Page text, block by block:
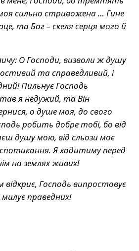
сильно стривожена … Гине
та Бог – скеля серця мого й
О Господи, визволи ж душу
та справедливий, і
Пильнує Господь
я недужий, та Він
о душе моя, до свого
робить добре тобі, бо від
душу мою, від сльози моє
Я ходитиму перед
на землях живих!
відкриє, Господь випростовує
милує праведних!